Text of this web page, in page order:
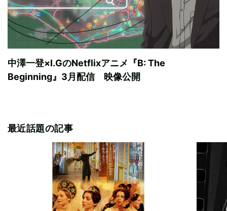
中澤一登×I.GのNetflixアニメ『B: The
Beginning』3月配信 映像公開
最近話題の記事